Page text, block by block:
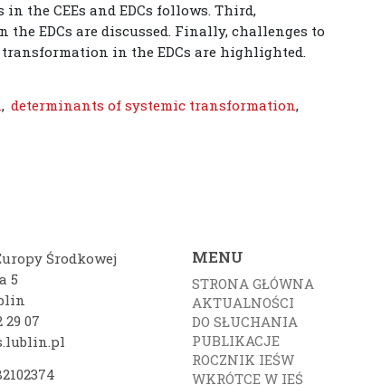
the CEEs and EDCs follows. Third,
EDCs are discussed. Finally, challenges to
in the EDCs are highlighted.
, determinants of systemic transformation,
Środkowej
5
29 07
MENU
STRONA GŁÓWNA
AKTUALNOŚCI
DO SŁUCHANIA
PUBLIKACJE
ROCZNIK IEŚW
WKRÓTCE W IEŚ